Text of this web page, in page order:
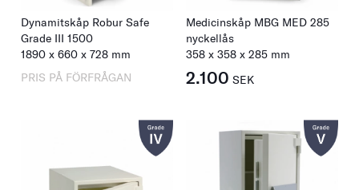
Dynamitskåp Robur Safe
Grade III 1500
1890 x 660 x 728 mm
PRIS PÅ FÖRFRÅGAN
Medicinskåp MBG MED 285
nyckellås
358 x 358 x 285 mm
2.100 SEK